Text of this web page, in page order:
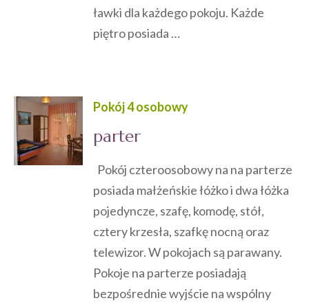
ławki dla każdego pokoju. Każde
piętro posiada …
Pokój 4 osobowy
parter
Pokój czteroosobowy na na parterze
posiada małżeńskie łóżko i dwa łóżka
pojedyncze, szafę, komodę, stół,
cztery krzesła, szafkę nocną oraz
telewizor. W pokojach są parawany.
Pokoje na parterze posiadają
bezpośrednie wyjście na wspólny